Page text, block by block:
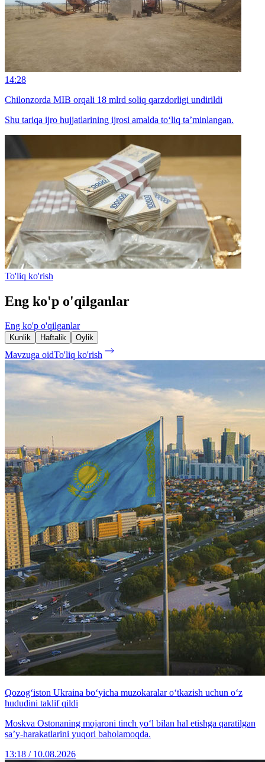
14:28
Chilonzorda MIB orqali 18 mlrd soliq qarzdorligi undirildi
Shu tariqa ijro hujjatlarining ijrosi amalda to‘liq taʼminlangan.
To'liq ko'rish
Eng ko'p o'qilganlar
Eng ko'p o'qilganlar
Kunlik Haftalik Oylik
Mavzuga oidTo'liq ko'rish
Qozog‘iston Ukraina bo‘yicha muzokaralar o‘tkazish uchun o‘z
hududini taklif qildi
Moskva Ostonaning mojaroni tinch yo‘l bilan hal etishga qaratilgan
sa’y-harakatlarini yuqori baholamoqda.
13:18 / 10.08.2026